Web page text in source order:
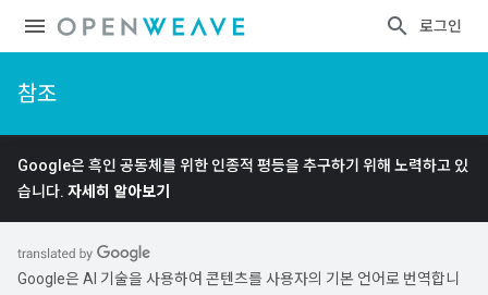
로그인
참조
Google은 흑인 공동체를 위한 인종적 평등을 추구하기 위해 노력하고 있
습니다. 자세히 알아보기
Google은 AI 기술을 사용하여 콘텐츠를 사용자의 기본 언어로 번역합니